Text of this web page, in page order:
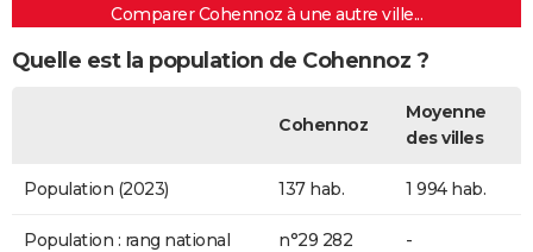
Comparer Cohennoz à une autre ville...
Quelle est la population de Cohennoz ?
Cohennoz
Moyenne
des villes
Population (2023) 137 hab. 1 994 hab.
Population : rang national
n°29 282 -